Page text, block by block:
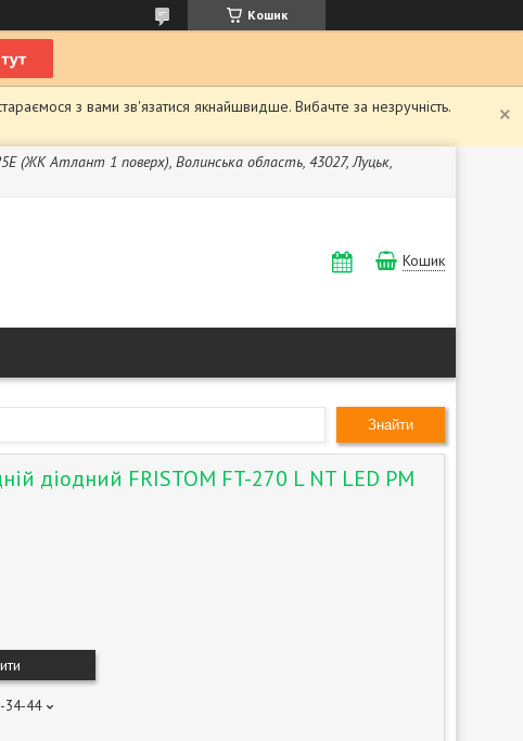
Кошик
з вами зв'язатися якнайшвидше. Вибачте за незручність.
(ЖК Атлант 1 поверх), Волинська область, 43027, Луцьк,
Кошик
Знайти
діодний FRISTOM FT-270 L NT LED PM
34-44